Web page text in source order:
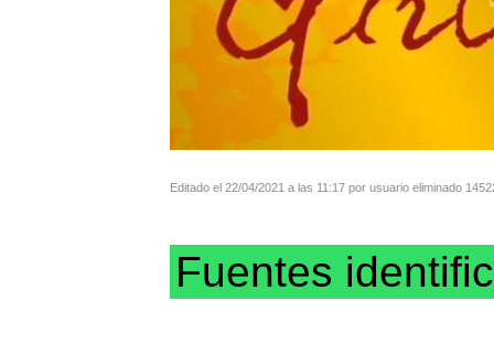
Editado el 22/04/2021 a las 11:17 por usuario eliminado
Fuentes